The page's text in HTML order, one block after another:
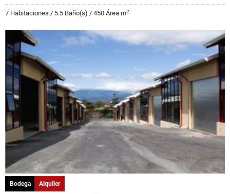
7 Habitaciones / 5.5 Baño(s) / 450 Área m2
Bodega Alquiler